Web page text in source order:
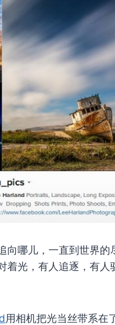
向哪儿，一直到世界
着光，有人追逐，有
用相机把光当丝带系在